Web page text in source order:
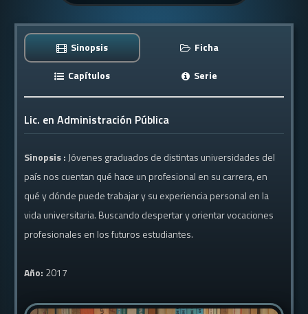
Sinopsis
Ficha
Capítulos
Serie
Lic. en Administración Pública
Sinopsis : Jóvenes graduados de distintas universidades del
país nos cuentan qué hace un profesional en su carrera, en
qué y dónde puede trabajar y su experiencia personal en la
vida universitaria. Buscando despertar y orientar vocaciones
profesionales en los futuros estudiantes.
Año: 2017